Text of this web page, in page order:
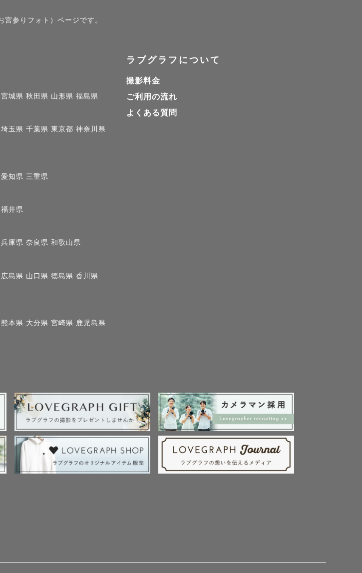
参りフォト）ページです。
宮城県 秋田県 山形県 福島県
埼玉県 千葉県 東京都 神奈川県
愛知県 三重県
福井県
兵庫県 奈良県 和歌山県
広島県 山口県 徳島県 香川県
熊本県 大分県 宮崎県 鹿児島県
ラブグラフについて
撮影料金
ご利用の流れ
よくある質問